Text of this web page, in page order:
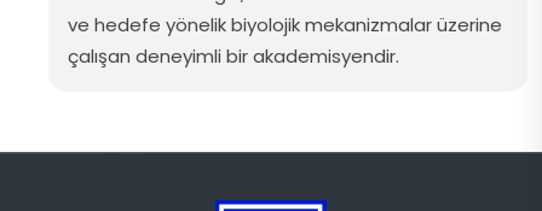
ve hedefe yönelik biyolojik mekanizmalar üzerine
çalışan deneyimli bir akademisyendir.